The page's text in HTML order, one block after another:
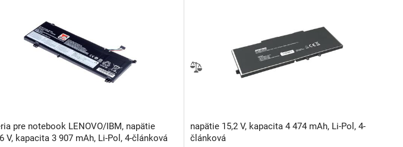
pre notebook LENOVO/IBM, napätie
V, kapacita 3 907 mAh, Li-Pol, 4-článková
napätie 15,2 V, kapacita 4 474 mAh, Li-Pol, 4-
článková